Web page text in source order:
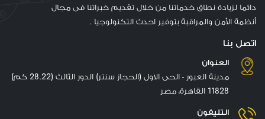
دائما لزيادة نطاق خدماتنا من خلال تقديم خبراتنا فى مجال
أنظمة الأمن والمراقبة بتوفير احدث التكنولوجيا .
اتصل بنا
العنوان
مدينة العبور - الحى الاول (الحجاز سنتر) الدور الثالث (28.22 كم)
11828 القاهرة، مصر
التليفون